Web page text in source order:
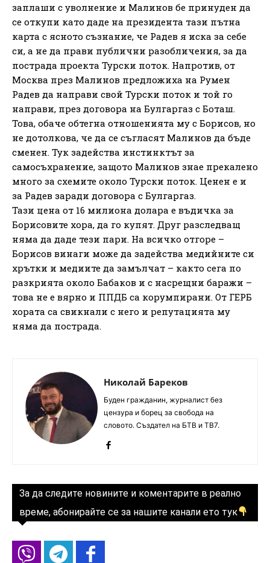
заплаши с уволнение и Малинов бе принуден да
се откупи като даде на президента тази пътна
карта с ясното съзнание, че Радев я иска за себе
си, а не да прави публични разобличения, за да
пострада проекта Турски поток. Напротив, от
Москва през Малинов предложиха на Румен
Радев да направи свой Турски поток и той го
направи, през договора на Булгаргаз с Боташ.
Това, обаче обтегна отношенията му с Борисов, но
не дотолкова, че да се съгласят Малинов да бъде
сменен. Тук задейства инстинктът за
самосъхранение, защото Малинов знае прекалено
много за схемите около Турски поток. Ценен е и
за Радев заради договора с Булгаргаз.
Тази цена от 16 милиона долара е въдичка за
Борисовите хора, да го купят. Друг разследващ
няма да даде тези пари. На всичко отгоре –
Борисов винаги може да задейства медийните си
хрътки и медиите да замълчат – както сега по
разкрията около Бабаков и с насрещни баражи –
това не е вярно и ППДБ са корумпирани. От ГЕРБ
хората са свикнали с него и репутацията му
няма да пострада.
Николай Бареков
Буден гражданин, журналист без
цензура и борец за свобода на
словото. Създател на БТВ и ТВ7.
За да следите новините и коментарите в реално
време, абонирайте се за нашите канали ето тук